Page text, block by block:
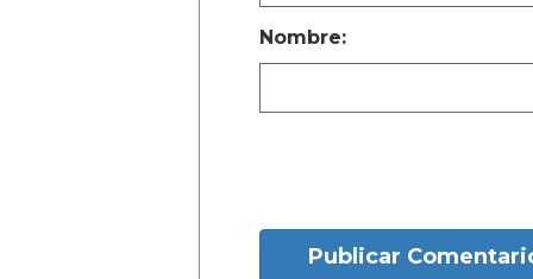
Nombre:
Publicar